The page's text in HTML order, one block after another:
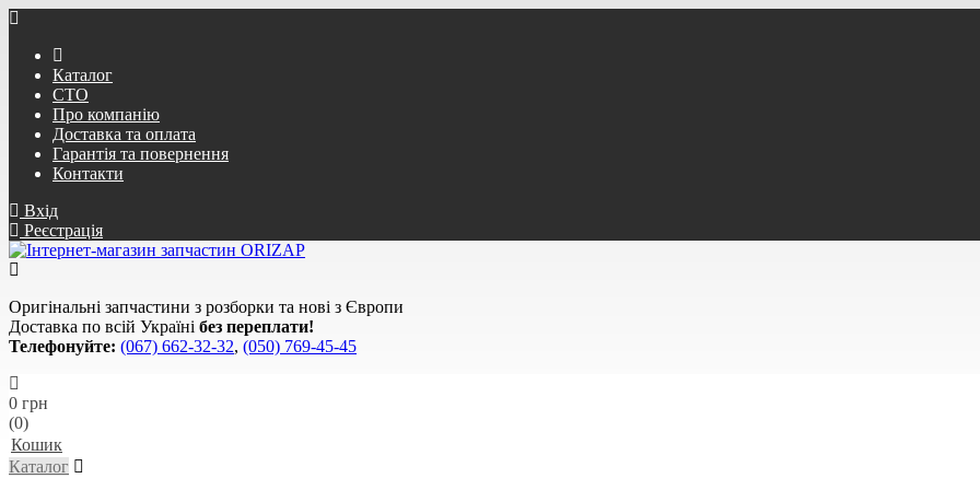
Каталог
СТО
Про компанію
Доставка та оплата
Гарантія та повернення
Контакти
Вхід
Реєстрація
Оригінальні запчастини з розборки та нові з Європи
Доставка по всій Україні без переплати!
Телефонуйте: (067) 662-32-32, (050) 769-45-45
0 грн
(0)
Кошик
Каталог